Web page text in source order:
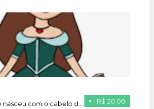
R$ 20.00
A menina que nasceu com o cabelo de ouro